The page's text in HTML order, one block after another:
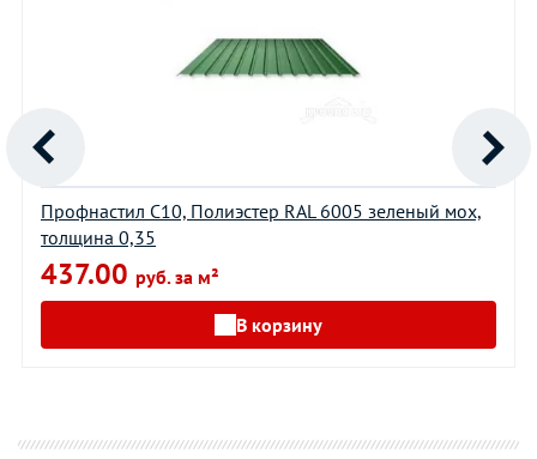
Профнастил С10, Полиэстер RAL 6005 зеленый мох,
толщина 0,35
437.00 руб. за м²
В корзину